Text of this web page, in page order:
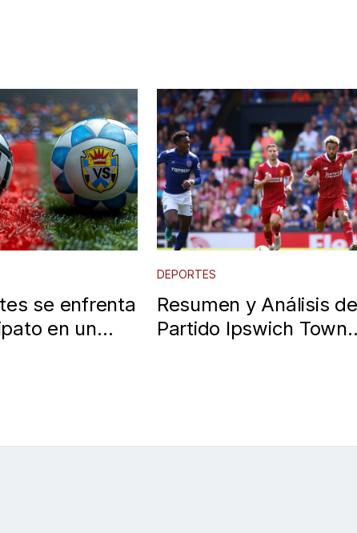
se enfrenta
en un
DEPORTES
Resumen y Análisis
Partido Ipswich Town